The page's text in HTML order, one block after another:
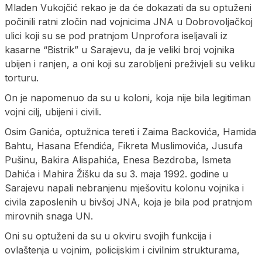
Mladen Vukojčić rekao je da će dokazati da su optuženi
počinili ratni zločin nad vojnicima ЈNA u Dobrovoljačkoj
ulici koji su se pod pratnjom Unprofora iseljavali iz
kasarne “Bistrik” u Sarajevu, da je veliki broj vojnika
ubijen i ranjen, a oni koji su zarobljeni preživjeli su veliku
torturu.
On je napomenuo da su u koloni, koja nije bila legitiman
vojni cilj, ubijeni i civili.
Osim Ganića, optužnica tereti i Zaima Backovića, Hamida
Bahtu, Hasana Efendića, Fikreta Muslimovića, Јusufa
Pušinu, Bakira Alispahića, Enesa Bezdroba, Ismeta
Dahića i Mahira Žišku da su 3. maja 1992. godine u
Sarajevu napali nebranjenu mješovitu kolonu vojnika i
civila zaposlenih u bivšoj ЈNA, koja je bila pod pratnjom
mirovnih snaga UN.
Oni su optuženi da su u okviru svojih funkcija i
ovlaštenja u vojnim, policijskim i civilnim strukturama,